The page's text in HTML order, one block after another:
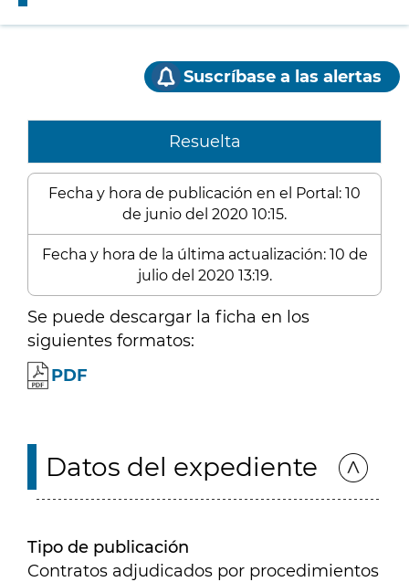
Suscríbase a las alertas
Resuelta
Fecha y hora de publicación en el Portal: 10
de junio del 2020 10:15.
Fecha y hora de la última actualización: 10 de
julio del 2020 13:19.
Se puede descargar la ficha en los
siguientes formatos:
PDF
Datos del expediente
Tipo de publicación
Contratos adjudicados por procedimientos